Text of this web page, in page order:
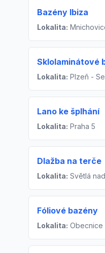
Bazény Ibiza
Lokalita:
Sklolaminátové
Lokalita: Plzeň -
Lano ke šplhání
Lokalita: Praha 5
Dlažba na terče
Lokalita: Světlá
Fóliové bazény
Lokalita: Obecnice